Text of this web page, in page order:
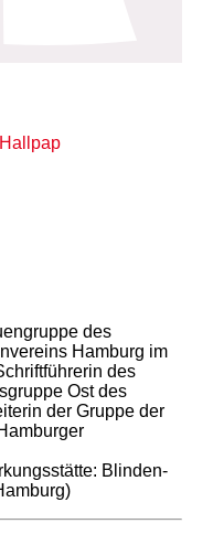
des
Hamburg im
des
Ost des
der Gruppe der
Blinden-